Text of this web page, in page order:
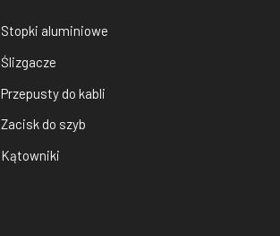
Stopki aluminiowe
Ślizgacze
Przepusty do kabli
Zacisk do szyb
Kątowniki